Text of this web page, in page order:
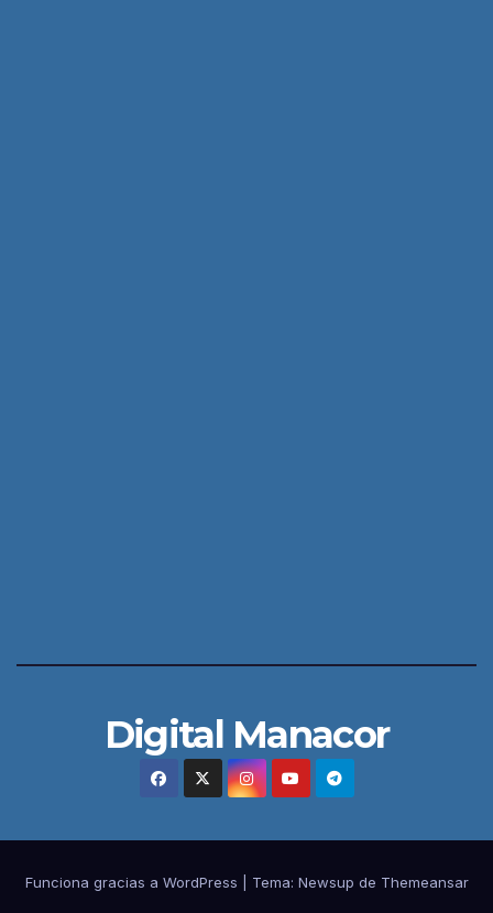
Digital Manacor
Funciona gracias a WordPress Tema: Newsup de Themeansar